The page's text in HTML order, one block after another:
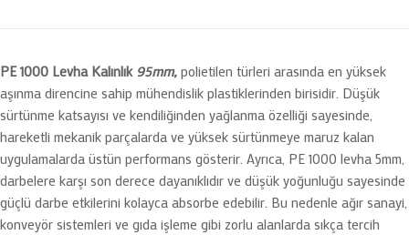
PE 1000 Levha Kalınlık 95mm, polietilen türleri arasında en yüksek
aşınma direncine sahip mühendislik plastiklerinden birisidir. Düşük
sürtünme katsayısı ve kendiliğinden yağlanma özelliği sayesinde,
hareketli mekanik parçalarda ve yüksek sürtünmeye maruz kalan
uygulamalarda üstün performans gösterir. Ayrıca, PE 1000 levha 5mm,
darbelere karşı son derece dayanıklıdır ve düşük yoğunluğu sayesinde
güçlü darbe etkilerini kolayca absorbe edebilir. Bu nedenle ağır sanayi,
konveyör sistemleri ve gıda işleme gibi zorlu alanlarda sıkça tercih